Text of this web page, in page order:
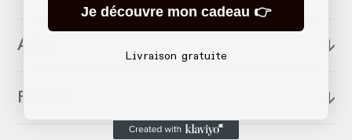
Aller ↓
Retour ↓
Je découvre mon cadeau 👉
Livraison gratuite